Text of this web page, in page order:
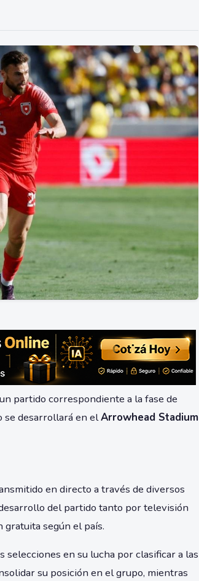
partido correspondiente a la fase de
se desarrollará en elArrowhead Stadium
en directo a través de diversos
del partido tanto por televisión
gratuita según el país.
selecciones en su lucha por clasificar a las
su posición en el grupo, mientras